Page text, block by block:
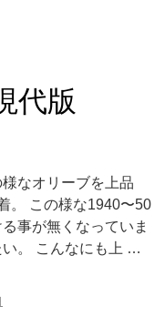
代版
なオリーブを上品
。 この様な1940〜50
事が無くなっていま
。 こんなにも上 …